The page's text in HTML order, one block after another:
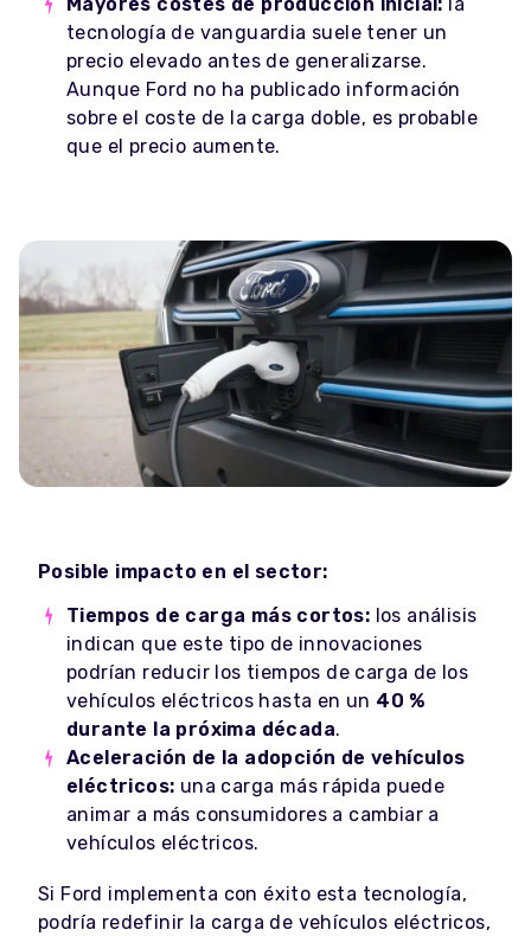
tecnología de vanguardia suele tener un
precio elevado antes de generalizarse.
Aunque Ford no ha publicado información
sobre el coste de la carga doble, es probable
que el precio aumente.
Posible impacto en el sector:
Tiempos de carga más cortos: los análisis
indican que este tipo de innovaciones
podrían reducir los tiempos de carga de los
vehículos eléctricos hasta en un 40 %
durante la próxima década.
Aceleración de la adopción de vehículos
eléctricos: una carga más rápida puede
animar a más consumidores a cambiar a
vehículos eléctricos.
Si Ford implementa con éxito esta tecnología,
podría redefinir la carga de vehículos eléctricos,